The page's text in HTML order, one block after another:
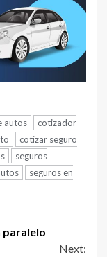
autos
cotizador
cotizar seguro
seguros
seguros en
paralelo
Next: